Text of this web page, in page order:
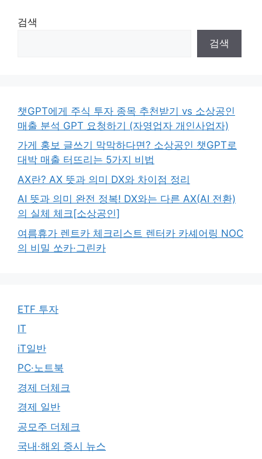
검색
검색
챗GPT에게 주식 투자 종목 추천받기 vs 소상공인
매출 분석 GPT 요청하기 (자영업자 개인사업자)
가게 홍보 글쓰기 막막하다면? 소상공인 챗GPT로
대박 매출 터뜨리는 5가지 비법
AX란? AX 뜻과 의미 DX와 차이점 정리
AI 뜻과 의미 완전 정복! DX와는 다른 AX(AI 전환)
의 실체 체크[소상공인]
여름휴가 렌트카 체크리스트 렌터카 카셰어링 NOC
의 비밀 쏘카·그린카
ETF 투자
IT
iT일반
PC·노트북
경제 더체크
경제 일반
공모주 더체크
국내·해외 증시 뉴스